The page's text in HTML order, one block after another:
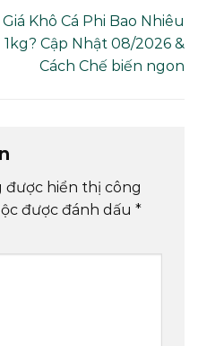
Giá Khô Cá Phi Bao Nhiêu
1kg? Cập Nhật 08/2026 &
Cách Chế biến ngon
được hiển thị công
được đánh dấu *